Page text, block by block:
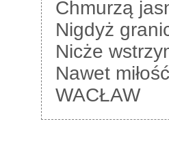
Chmurzą
Nigdyż
Nicże
Nawet
WACŁAW